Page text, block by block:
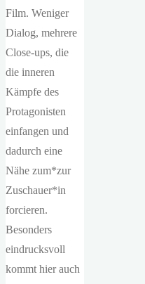
Film. Weniger
Dialog, mehrere
Close-ups, die
die inneren
Kämpfe des
Protagonisten
einfangen und
dadurch eine
Nähe zum*zur
Zuschauer*in
forcieren.
Besonders
eindrucksvoll
kommt hier auch